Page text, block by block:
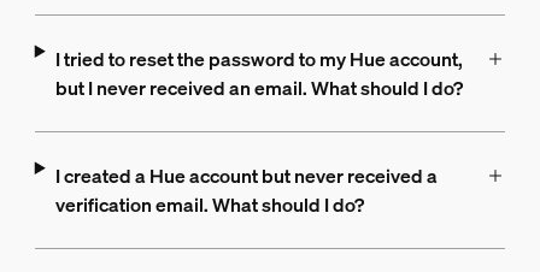
I tried to reset the password to my Hue account,
but I never received an email. What should I do?
I created a Hue account but never received a
verification email. What should I do?